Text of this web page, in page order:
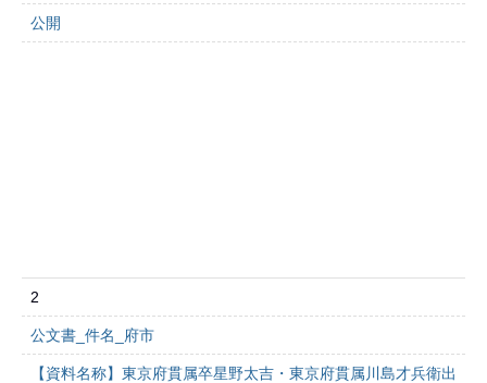
公開
2
公文書_件名_府市
【資料名称】東京府貫属卒星野太吉・東京府貫属川島才兵衛出